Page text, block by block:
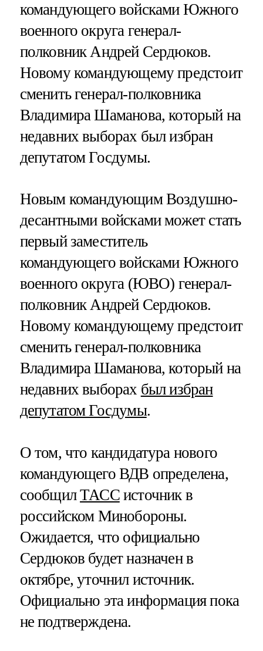
командующего войсками Южного
военного округа генерал-
полковник Андрей Сердюков.
Новому командующему предстоит
сменить генерал-полковника
Владимира Шаманова, который на
недавних выборах был избран
депутатом Госдумы.
Новым командующим Воздушно-
десантными войсками может стать
первый заместитель
командующего войсками Южного
военного округа (ЮВО) генерал-
полковник Андрей Сердюков.
Новому командующему предстоит
сменить генерал-полковника
Владимира Шаманова, который на
недавних выборах был избран
депутатом Госдумы.
О том, что кандидатура нового
командующего ВДВ определена,
сообщилТАССисточник в
российском Минобороны.
Ожидается, что официально
Сердюков будет назначен в
октябре, уточнил источник.
Официально эта информация пока
не подтверждена.